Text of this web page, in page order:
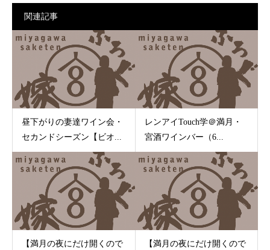
関連記事
昼下がりの妻達ワイン会・
セカンドシーズン【ビオ...
レンアイTouch学＠満月・
宮酒ワインバー（6...
【満月の夜にだけ開くので
【満月の夜にだけ開くので